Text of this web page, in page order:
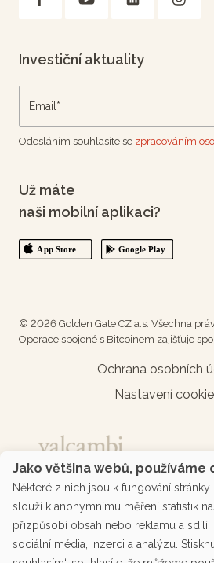
Investiční aktuality
Odesláním souhlasíte se zpracováním
Už máte
naši mobilní aplikaci?
© 2026 Golden Gate CZ a.s. Všechna
Operace spojené s Bitcoinem zajišťuje
Ochrana osobních
Nastavení
Jako většina webů, používáme
Některé z nich jsou k fungování
slouží k anonymnímu měření statistik
přizpůsobí obsah nebo reklamu a sdílí
sociální média, inzerci a analýzu.